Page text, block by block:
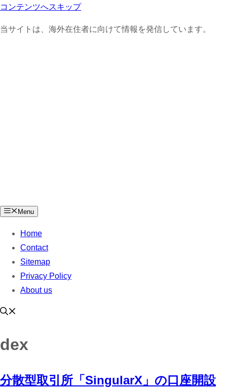
コンテンツへスキップ
当サイトは、海外在住者に向けて情報を発信しています。
Menu
Home
Contact
Sitemap
Privacy Policy
About us
dex
分散型取引所「SingularX」の口座開設